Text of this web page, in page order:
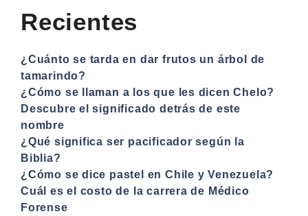
Recientes
¿Cuánto se tarda en dar frutos un árbol de
tamarindo?
¿Cómo se llaman a los que les dicen Chelo?
Descubre el significado detrás de este
nombre
¿Qué significa ser pacificador según la
Biblia?
¿Cómo se dice pastel en Chile y Venezuela?
Cuál es el costo de la carrera de Médico
Forense